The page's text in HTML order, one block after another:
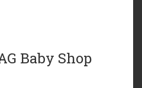
Baby Shop